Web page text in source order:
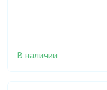
В наличии